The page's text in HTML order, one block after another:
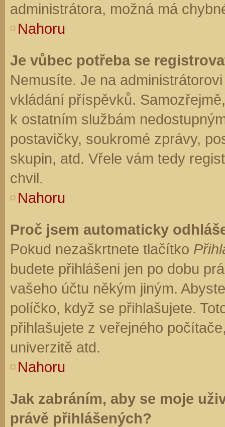
administrátora, možná má
Nahoru
Je vůbec potřeba se
Nemusíte. Je na
vkládání příspěvků.
k ostatním službám
postavičky, soukromé zprávy,
skupin, atd. Vřele vám tedy
chvil.
Nahoru
Proč jsem automaticky
Pokud nezaškrtnete tlačítko
budete přihlášeni jen po dobu
vašeho účtu někým jiným.
políčko, když se přihlašujete.
přihlašujete z veřejného
univerzitě atd.
Nahoru
Jak zabráním, aby se moje
právě přihlášených?